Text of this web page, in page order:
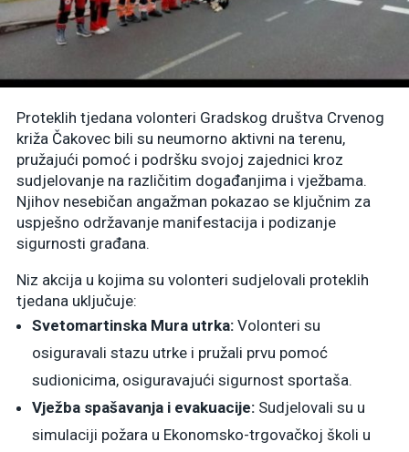
Proteklih tjedana volonteri Gradskog društva Crvenog
križa Čakovec bili su neumorno aktivni na terenu,
pružajući pomoć i podršku svojoj zajednici kroz
sudjelovanje na različitim događanjima i vježbama.
Njihov nesebičan angažman pokazao se ključnim za
uspješno održavanje manifestacija i podizanje
sigurnosti građana.
Niz akcija u kojima su volonteri sudjelovali proteklih
tjedana uključuje:
Svetomartinska Mura utrka: Volonteri su
osiguravali stazu utrke i pružali prvu pomoć
sudionicima, osiguravajući sigurnost sportaša.
Vježba spašavanja i evakuacije: Sudjelovali su u
simulaciji požara u Ekonomsko-trgovačkoj školi u